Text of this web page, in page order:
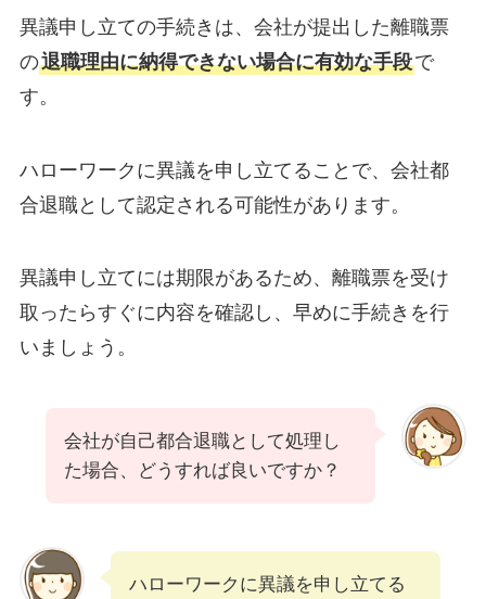
異議申し立ての手続きは、会社が提出した離職票
の退職理由に納得できない場合に有効な手段で
す。
ハローワークに異議を申し立てることで、会社都
合退職として認定される可能性があります。
異議申し立てには期限があるため、離職票を受け
取ったらすぐに内容を確認し、早めに手続きを行
いましょう。
会社が自己都合退職として処理し
た場合、どうすれば良いですか？
ハローワークに異議を申し立てる